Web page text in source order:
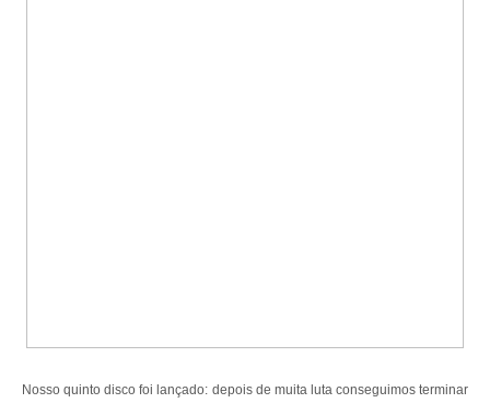
Nosso quinto disco foi lançado: depois de muita luta conseguimos terminar